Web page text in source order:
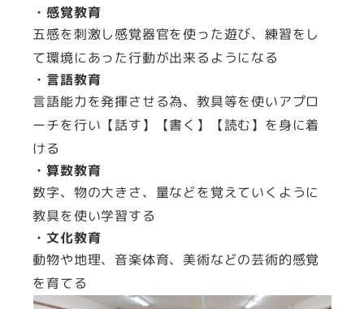
・感覚教育
五感を刺激し感覚器官を使った遊び、練習をし
て環境にあった行動が出来るようになる
・言語教育
言語能力を発揮させる為、教具等を使いアプロ
ーチを行い【話す】【書く】【読む】を身に着
ける
・算数教育
数字、物の大きさ、量などを覚えていくように
教具を使い学習する
・文化教育
動物や地理、音楽体育、美術などの芸術的感覚
を育てる